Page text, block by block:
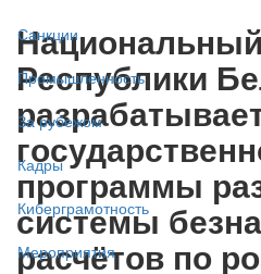
Санкции
Промышленность
За рубежом
Кадры
Киберграмотность
Мероприятия
Республики
программы
системы
расчётов по